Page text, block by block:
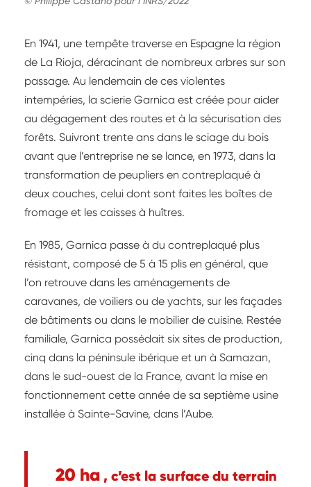
En 1941, une tempête traverse en Espagne la région
de La Rioja, déracinant de nombreux arbres sur son
passage. Au lendemain de ces violentes
intempéries, la scierie Garnica est créée pour aider
au dégagement des routes et à la sécurisation des
forêts. Suivront trente ans dans le sciage du bois
avant que l’entreprise ne se lance, en 1973, dans la
transformation de peupliers en contreplaqué à
deux couches, celui dont sont faites les boîtes de
fromage et les caisses à huîtres.
En 1985, Garnica passe à du contreplaqué plus
résistant, composé de 5 à 15 plis en général, que
l’on retrouve dans les aménagements de
caravanes, de voiliers ou de yachts, sur les façades
de bâtiments ou dans le mobilier de cuisine. Restée
familiale, Garnica possédait six sites de production,
cinq dans la péninsule ibérique et un à Samazan,
dans le sud-ouest de la France, avant la mise en
fonctionnement cette année de sa septième usine
installée à Sainte-Savine, dans l’Aube.
20 ha , c’est la surface du terrain